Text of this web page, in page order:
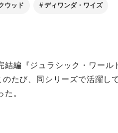
ウッド ディワンダ・ワイズ
結編『ジュラシック・ワール
たび、同シリーズで活躍し
。